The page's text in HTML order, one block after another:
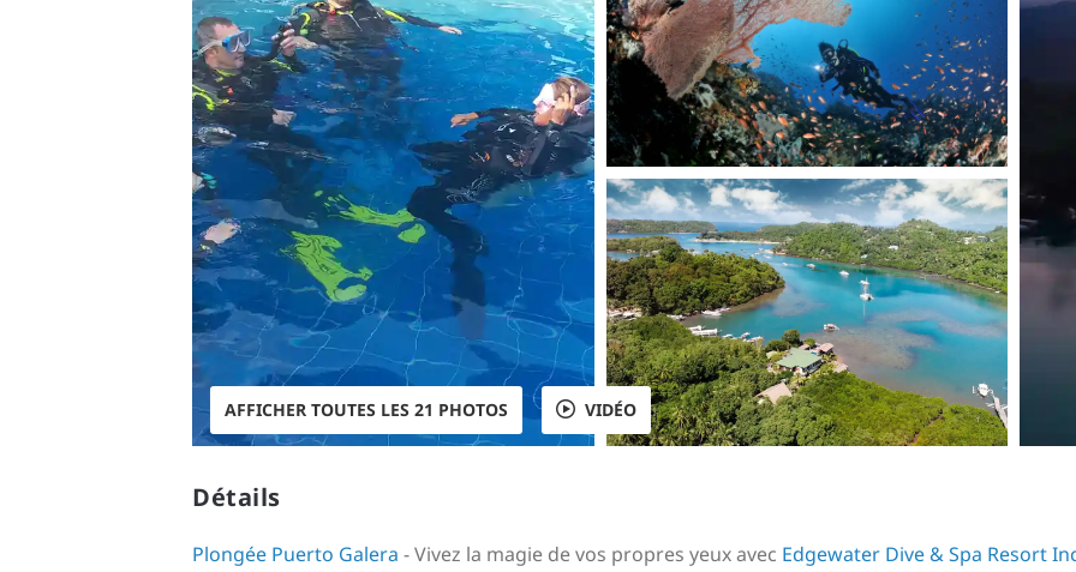
AFFICHER TOUTES LES 21 PHOTOS VIDÉO
Détails
Plongée Puerto Galera - Vivez la magie de vos propres yeux avec Edgewater Dive & Spa Resort